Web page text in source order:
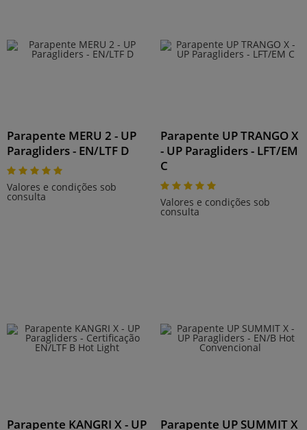
Parapente MERU 2 - UP
Paragliders - EN/LTF D
Valores e condições sob
consulta
Parapente UP TRANGO X
- UP Paragliders - LFT/EM
C
Valores e condições sob
consulta
Parapente KANGRI X - UP Parapente UP SUMMIT X